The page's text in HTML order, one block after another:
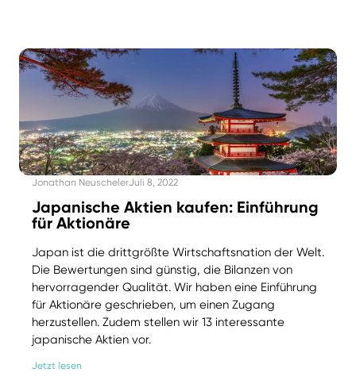
Jonathan NeuschelerJuli 8, 2022
Japanische Aktien kaufen: Einführung
für Aktionäre
Japan ist die drittgrößte Wirtschaftsnation der Welt.
Die Bewertungen sind günstig, die Bilanzen von
hervorragender Qualität. Wir haben eine Einführung
für Aktionäre geschrieben, um einen Zugang
herzustellen. Zudem stellen wir 13 interessante
japanische Aktien vor.
Jetzt lesen